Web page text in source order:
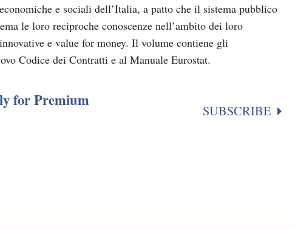
e sociali dell’Italia, a patto che il sistema pubblico
le loro reciproche conoscenze nell’ambito dei loro
e value for money. Il volume contiene gli
Codice dei Contratti e al Manuale Eurostat.
for Premium
SUBSCRIBE